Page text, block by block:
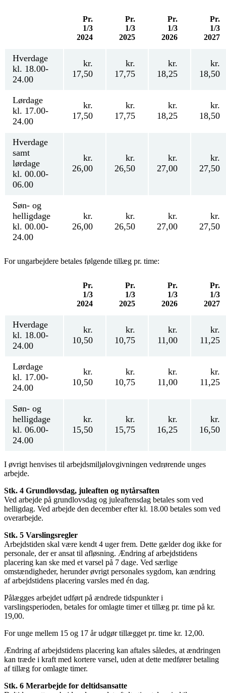
Pr.
1/3
2024
Pr.
1/3
2025
Pr.
1/3
2026
Pr.
1/3
2027
Hverdage
kl. 18.00-
24.00
kr.
17,50
kr.
17,75
kr.
18,25
kr.
18,50
Lørdage
kl. 17.00-
24.00
kr.
17,50
kr.
17,75
kr.
18,25
kr.
18,50
Hverdage
samt
lørdage
kl. 00.00-
06.00
kr.
26,00
kr.
26,50
kr.
27,00
kr.
27,50
Søn- og
helligdage
kl. 00.00-
24.00
kr.
26,00
kr.
26,50
kr.
27,00
kr.
27,50
For ungarbejdere betales følgende tillæg pr. time:
Pr.
1/3
2024
Pr.
1/3
2025
Pr.
1/3
2026
Pr.
1/3
2027
Hverdage
kl. 18.00-
24.00
kr.
10,50
kr.
10,75
kr.
11,00
kr.
11,25
Lørdage
kl. 17.00-
24.00
kr.
10,50
kr.
10,75
kr.
11,00
kr.
11,25
Søn- og
helligdage
kl. 06.00-
24.00
kr.
15,50
kr.
15,75
kr.
16,25
kr.
16,50
I øvrigt henvises til arbejdsmiljølovgivningen vedrørende unges
arbejde.
Stk. 4 Grundlovsdag, juleaften og nytårsaften
Ved arbejde på grundlovsdag og juleaftensdag betales som ved
helligdag. Ved arbejde den december efter kl. 18.00 betales som ved
overarbejde.
Stk. 5 Varslingsregler
Arbejdstiden skal være kendt 4 uger frem. Dette gælder dog ikke for
personale, der er ansat til afløsning. Ændring af arbejdstidens
placering kan ske med et varsel på 7 dage. Ved særlige
omstændigheder, herunder øvrigt personales sygdom, kan ændring
af arbejdstidens placering varsles med én dag.
Pålægges arbejdet udført på ændrede tidspunkter i
varslingsperioden, betales for omlagte timer et tillæg pr. time på kr.
19,00.
For unge mellem 15 og 17 år udgør tillægget pr. time kr. 12,00.
Ændring af arbejdstidens placering kan aftales således, at ændringen
kan træde i kraft med kortere varsel, uden at dette medfører betaling
af tillæg for omlagte timer.
Stk. 6 Merarbejde for deltidsansatte